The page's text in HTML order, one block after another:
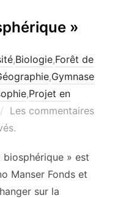
»
,Biologie,Forêt de
,Gymnase
,Projet en
Les commentaires
» est
Manser Fonds et
sur la